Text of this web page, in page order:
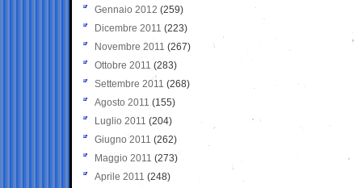
Gennaio 2012 (259)
Dicembre 2011 (223)
Novembre 2011 (267)
Ottobre 2011 (283)
Settembre 2011 (268)
Agosto 2011 (155)
Luglio 2011 (204)
Giugno 2011 (262)
Maggio 2011 (273)
Aprile 2011 (248)